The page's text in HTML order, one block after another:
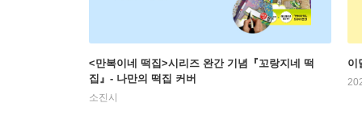
<만복이네 떡집>시리즈 완간 기념『꼬랑지네 떡
집』- 나만의 떡집 커버
소진시
이